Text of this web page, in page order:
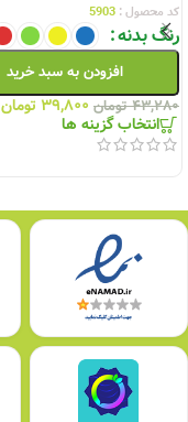
کد محصول : 5903
رنگ بدنه
افزودن به سبد خرید
۴۳,۲۸۰ تومان ۳۹,۸۰۰ تومان
انتخاب گزینه ها